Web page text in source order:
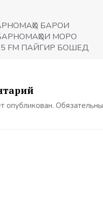
БАРОИ
МОРО
FM ПАЙГИР БОШЕД
опубликован.